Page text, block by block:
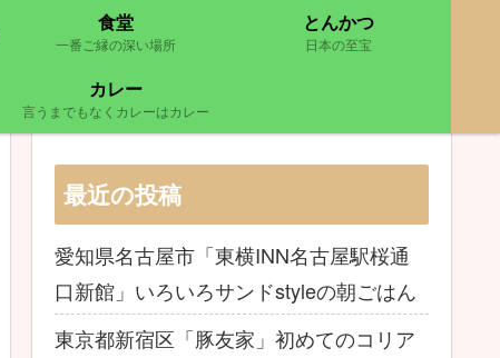
食堂
一番ご縁の深い場所
とんかつ
日本の至宝
カレー
言うまでもなくカレーはカレー
最近の投稿
愛知県名古屋市「東横INN名古屋駅桜通
口新館」いろいろサンドstyleの朝ごはん
東京都新宿区「豚友家」初めてのコリア